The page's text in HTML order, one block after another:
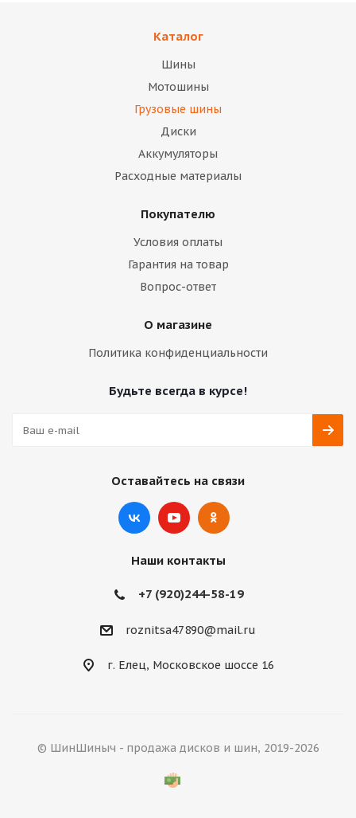
Каталог
Шины
Мотошины
Грузовые шины
Диски
Аккумуляторы
Расходные материалы
Покупателю
Условия оплаты
Гарантия на товар
Вопрос-ответ
О магазине
Политика конфиденциальности
Будьте всегда в курсе!
Оставайтесь на связи
Наши контакты
+7 (920)244-58-19
roznitsa47890@mail.ru
г. Елец, Московское шоссе 16
© ШинШиныч - продажа дисков и шин, 2019-2026